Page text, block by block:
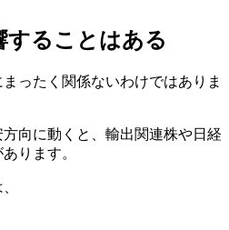
することはある
ったく関係ないわけではありま
向に動くと、輸出関連株や日経
ります。